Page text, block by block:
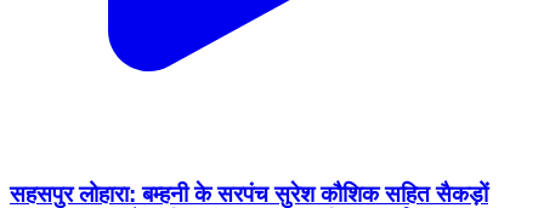
सहसपुर लोहारा: बम्हनी के सरपंच सुरेश कौशिक सहित सैकड़ों